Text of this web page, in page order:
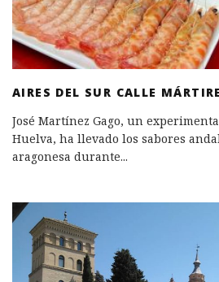
AIRES DEL SUR CALLE
José Martínez Gago, un
Huelva, ha llevado los sabores
aragonesa durante...